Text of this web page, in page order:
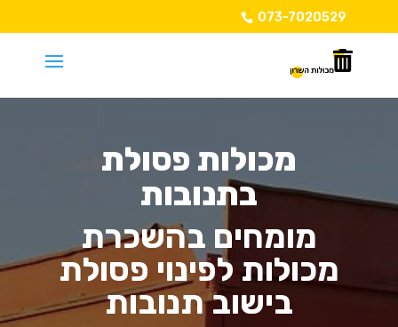
073-7020529
מכולות פסולת
בתנובות
מומחים בהשכרת
מכולות לפינוי פסולת
בישוב תנובות